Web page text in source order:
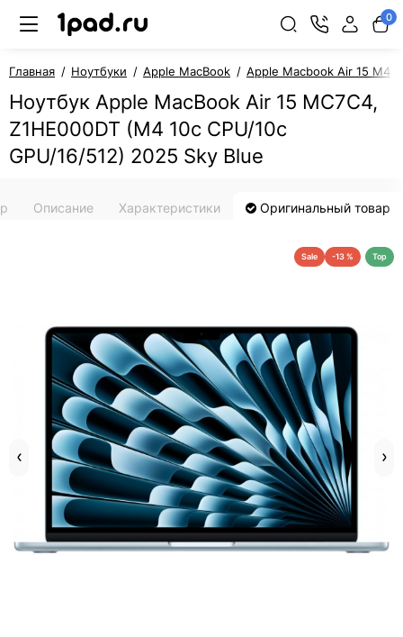
0
Главная Ноутбуки Apple MacBook Apple Macbook Air 15 M4
Ноутбук Apple MacBook Air 15 MC7C4,
Z1HE000DT (M4 10c CPU/10c
GPU/16/512) 2025 Sky Blue
Описание Характеристики Оригинальный товар
Sale -13 % Top